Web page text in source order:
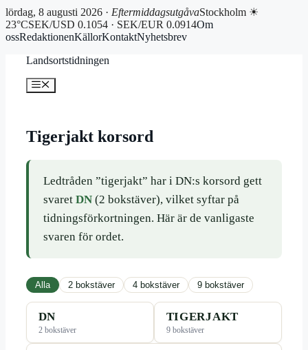
lördag, 8 augusti 2026 · EftermiddagsutgåvaStockholm ☀
23°CSEK/USD 0.1054 · SEK/EUR 0.0914Om
ossRedaktionenKällorKontaktNyhetsbrev
Landsortstidningen
Meny
Tigerjakt korsord
Ledtråden ”tigerjakt” har i DN:s korsord gett
svaret DN(2 bokstäver), vilket syftar på
tidningsförkortningen. Här är de vanligaste
svaren för ordet.
Alla 2 bokstäver 4 bokstäver 9 bokstäver
DN
2 bokstäver
TIGERJAKT
9 bokstäver